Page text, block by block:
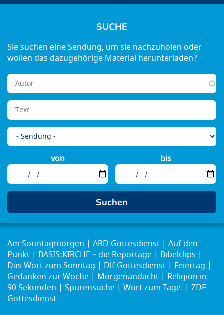
SUCHE
von bis
Am Sonntagmorgen ARD Gottesdienst
Auf den
Punkt
BASIS:KIRCHE – die Reportage
Bibelclips
Das Wort zum Sonntag
Dlf Gottesdienst
Feiertag
Gedanken zur Woche
Morgenandacht
Religion in
90 Sekunden
Spurensuche Wort zum Tage
ZDF
Gottesdienst